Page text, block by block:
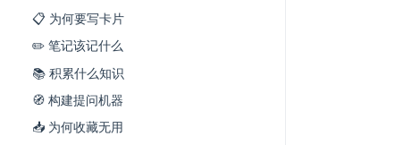
📋 为何要写卡片
✏️ 笔记该记什么
📚 积累什么知识
🧭 构建提问机器
📥 为何收藏无用